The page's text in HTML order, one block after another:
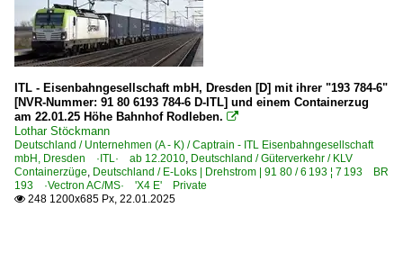
ITL - Eisenbahngesellschaft mbH, Dresden [D] mit ihrer "193 784-6"
[NVR-Nummer: 91 80 6193 784-6 D-ITL] und einem Containerzug
am 22.01.25 Höhe Bahnhof Rodleben. 
Lothar Stöckmann
Deutschland / Unternehmen (A - K) / Captrain - ITL Eisenbahngesellschaft
mbH, Dresden ·ITL· ab 12.2010, Deutschland / Güterverkehr / KLV
Containerzüge, Deutschland / E-Loks | Drehstrom | 91 80 / 6 193 ¦ 7 193 BR
193 ·Vectron AC/MS· 'X4 E' Private
 248 1200x685 Px, 22.01.2025